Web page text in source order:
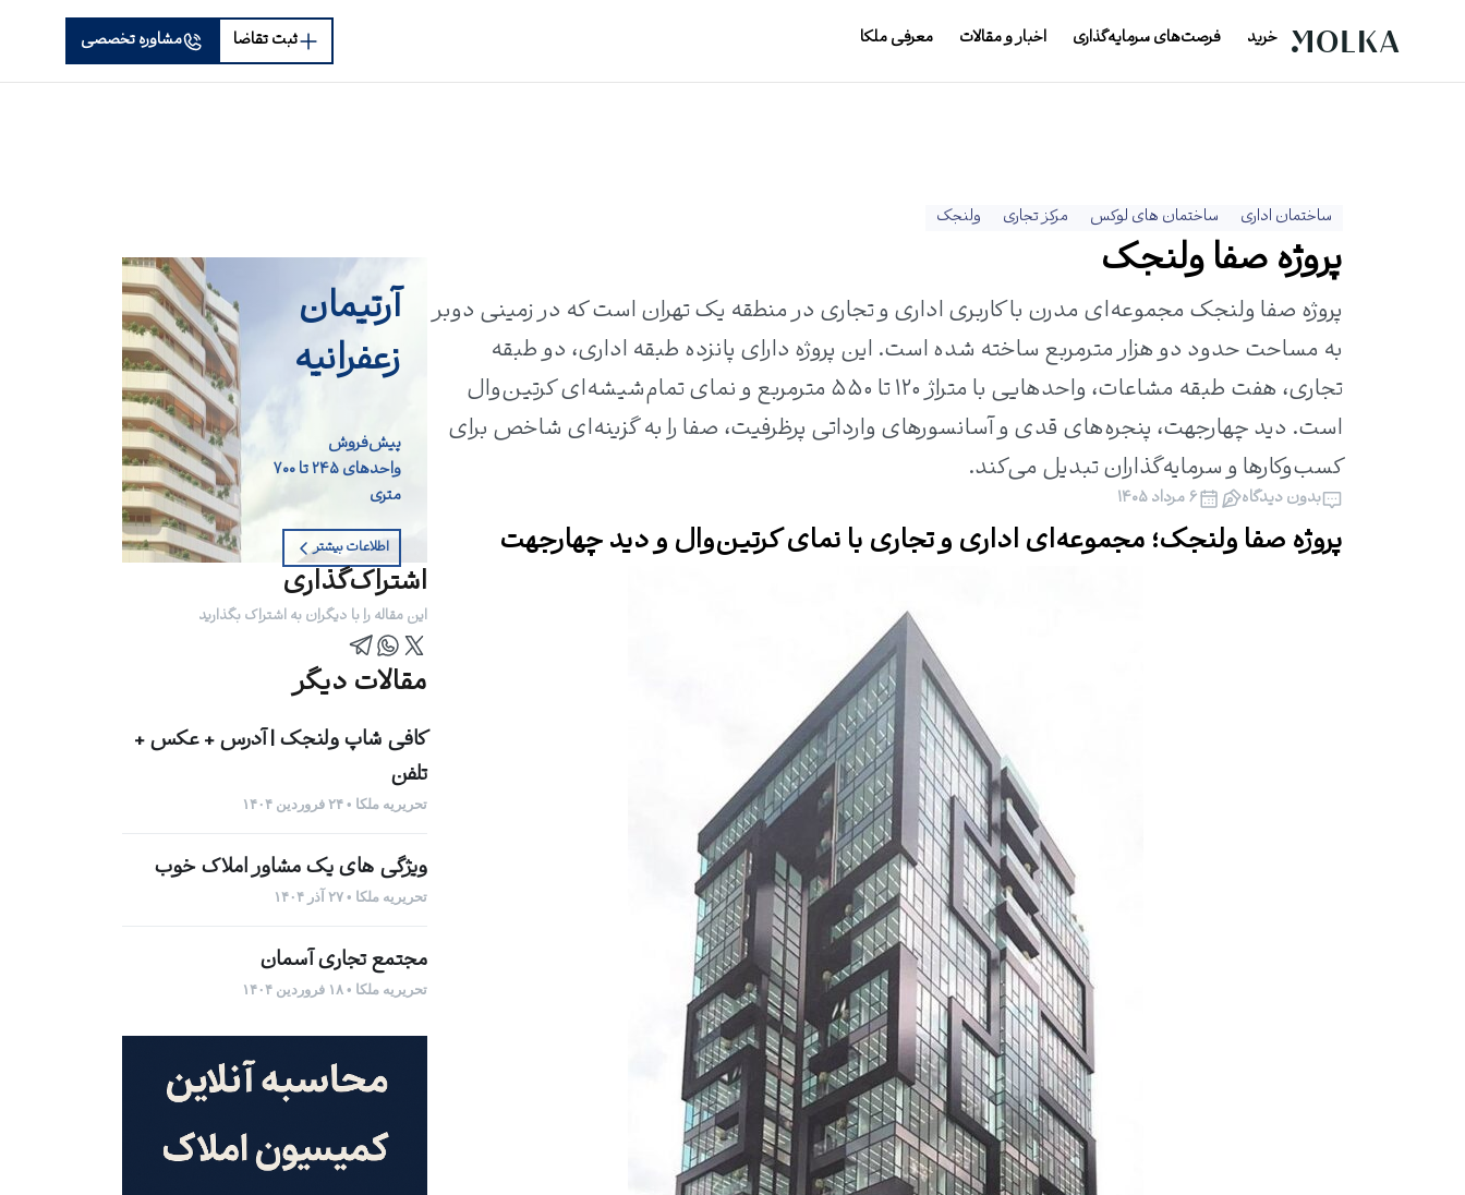
خرید فرصت‌های سرمایه‌گذاری اخبار و مقالات معرفی ملکا ثبت تقاضا مشاوره تخصصی
ساختمان اداری ساختمان های لوکس مرکز تجاری ولنجک
پروژه صفا ولنجک
پروژه صفا ولنجک مجموعه‌ای مدرن با کاربری اداری و تجاری در منطقه یک تهران است که در زمینی دوبر
به مساحت حدود دو هزار مترمربع ساخته شده است. این پروژه دارای پانزده طبقه اداری، دو طبقه
تجاری، هفت طبقه مشاعات، واحدهایی با متراژ ۱۲۰ تا ۵۵۰ مترمربع و نمای تمام‌شیشه‌ای کرتین‌وال
است. دید چهارجهت، پنجره‌های قدی و آسانسورهای وارداتی پرظرفیت، صفا را به گزینه‌ای شاخص برای
کسب‌وکارها و سرمایه‌گذاران تبدیل می‌کند.
بدون دیدگاه ۶ مرداد ۱۴۰۵
پروژه صفا ولنجک؛ مجموعه‌ای اداری و تجاری با نمای کرتین‌وال و دید چهارجهت
آرتیمان
زعفرانیه
پیش‌فروش
واحد‌های ۲۴۵ تا ۷۰۰
متری
اطلاعات بیشتر
اشتراک‌گذاری
این مقاله را با دیگران به اشتراک بگذارید
مقالات دیگر
کافی شاپ ولنجک | آدرس + عکس +
تلفن
تحریریه ملکا • ۲۴ فروردین ۱۴۰۴
ویژگی های یک مشاور املاک خوب
تحریریه ملکا • ۲۷ آذر ۱۴۰۴
مجتمع تجاری آسمان
تحریریه ملکا • ۱۸ فروردین ۱۴۰۴